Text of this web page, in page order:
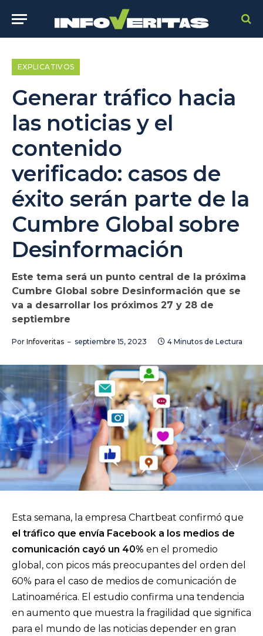
EXPLICATIVOS
Generar tráfico hacia
las noticias y el
contenido
verificado: casos de
éxito serán parte de la
Cumbre Global sobre
Desinformación
Este tema será un punto central de la próxima
Cumbre Global sobre Desinformación que se
va a desarrollar los próximos 27 y 28 de
septiembre
Por Infoveritas septiembre 15, 2023 4 Minutos de Lectura
Esta semana, la empresa Chartbeat confirmó que
el tráfico que envía Facebook a los medios de
comunicación cayó un 40% en el promedio
global, con picos más preocupantes del orden del
60% para el caso de medios de comunicación de
Latinoamérica. El estudio confirma una tendencia
en aumento que muestra la fragilidad que significa
para el mundo de las noticias depender en gran